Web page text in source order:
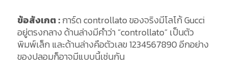
ข้อสังเกต :การ์ด controllato ของจริงมีโลโก้ Gucci
อยู่ตรงกลาง ด้านล่างมีคำว่า “controllato” เป็นตัว
พิมพ์เล็ก และด้านล่างคือตัวเลข 1234567890 อีกอย่าง
ของปลอมก็อาจมีแบบนี้เช่นกัน